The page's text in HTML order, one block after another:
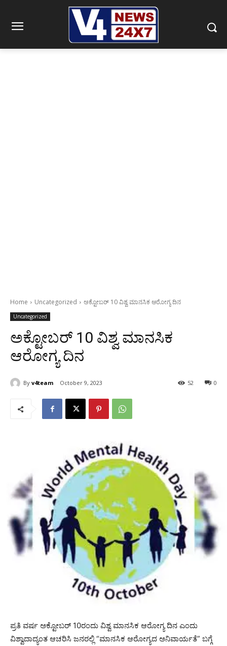
Home Uncategorized ಅಕ್ಟೋಬರ್ 10 ವಿಶ್ವ ಮಾನಸಿಕ ಆರೋಗ್ಯ ದಿನ
Uncategorized
ಅಕ್ಟೋಬರ್ 10 ವಿಶ್ವ ಮಾನಸಿಕ
ಆರೋಗ್ಯ ದಿನ
By v4team October 9, 2023 0
52
ಪ್ರತಿ ವರ್ಷ ಅಕ್ಟೋಬರ್ 10ರಂದು ವಿಶ್ವ ಮಾನಸಿಕ ಆರೋಗ್ಯ ದಿನ ಎಂದು
ವಿಶ್ವಾದಾದ್ಯಂತ ಆಚರಿಸಿ ಜನರಲ್ಲಿ “ಮಾನಸಿಕ ಆರೋಗ್ಯದ ಅನಿವಾರ್ಯತೆ” ಬಗ್ಗೆ